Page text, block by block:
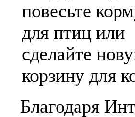
повесьте
для птиц или
сделайте
корзину для
Благодаря